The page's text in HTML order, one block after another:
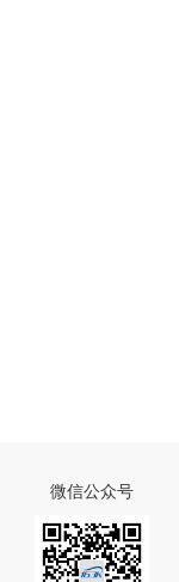
微信公众号